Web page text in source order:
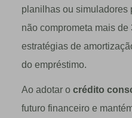
planilhas ou simuladores
não comprometa mais de
estratégias de
do empréstimo.
Ao adotar o crédito
futuro financeiro e